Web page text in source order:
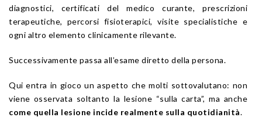
diagnostici, certificati del medico curante, prescrizioni
terapeutiche, percorsi fisioterapici, visite specialistiche e
ogni altro elemento clinicamente rilevante.
Successivamente passa all’esame diretto della persona.
Qui entra in gioco un aspetto che molti sottovalutano: non
viene osservata soltanto la lesione “sulla carta”, ma anche
come quella lesione incide realmente sulla quotidianità.